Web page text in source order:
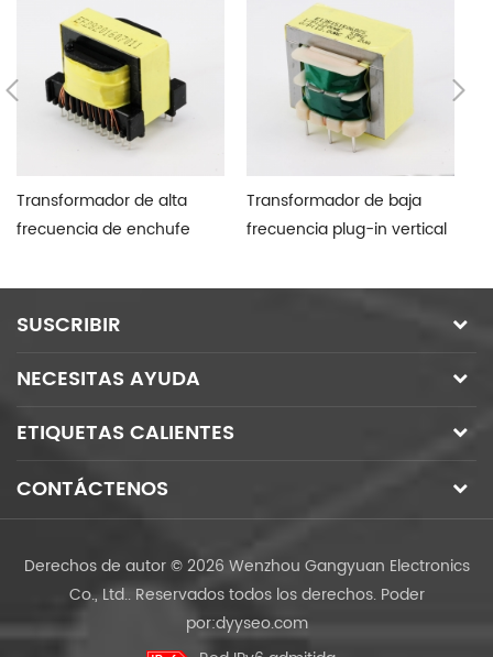
Transformador de alta
frecuencia de enchufe
Transformador de baja
frecuencia plug-in vertical
SUSCRIBIR
NECESITAS AYUDA
ETIQUETAS CALIENTES
CONTÁCTENOS
Derechos de autor © 2026 Wenzhou Gangyuan Electronics
Co., Ltd.. Reservados todos los derechos. Poder
por:dyyseo.com